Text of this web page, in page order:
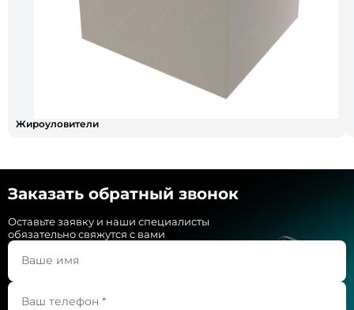
Жироуловители
Заказать обратный звонок
Оставьте заявку и наши специалисты
обязательно свяжутся с вами